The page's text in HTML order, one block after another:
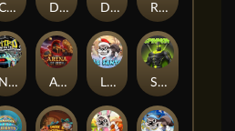
Spinman
DONNY AND DANNY
Arena of Iron
Raidmark
LE SANTA
Chocolate Rocket
Nitro Nights
Double Rainbow